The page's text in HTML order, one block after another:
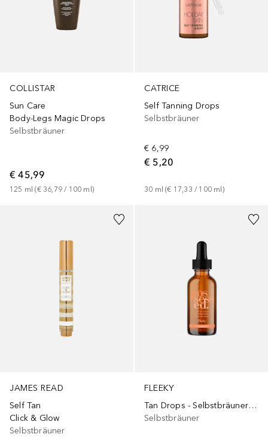
COLLISTAR
Sun Care
Body-Legs Magic Drops
Selbstbräuner
€ 45,99
125 ml (€ 36,79 / 100 ml )
CATRICE
Self Tanning Drops
Selbstbräuner
€ 6,99
€ 5,20
30 ml (€ 17,33 / 100 ml)
JAMES READ
Self Tan
Click & Glow
Selbstbräuner
FLEEKY
Tan Drops - Selbstbräuner Booster Tropfen für Gesicht & Körper
Selbstbräuner